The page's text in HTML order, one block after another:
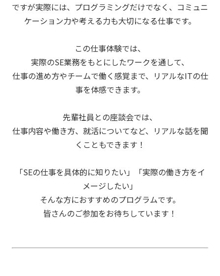
ですが実際には、プログラミングだけでなく、コミュニ
ケーション力や考える力も大切になる仕事です。
この仕事体験では、
実際のSE業務をもとにしたワークを通して、
仕事の進め方やチームで働く感覚まで、リアルなITの仕
事を体感できます。
先輩社員との座談会では、
仕事内容や働き方、就活についてなど、リアルな話を聞
くこともできます！
「SEの仕事を具体的に知りたい」「実際の働き方をイ
メージしたい」
そんな方におすすめのプログラムです。
皆さんのご参加をお待ちしています！